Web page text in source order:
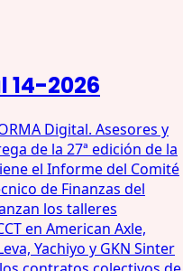
2026
Digital. Asesores y
de la 27ª edición de la
el Informe del Comité
de Finanzas del
los talleres
en American Axle,
Yachiyo y GKN Sinter